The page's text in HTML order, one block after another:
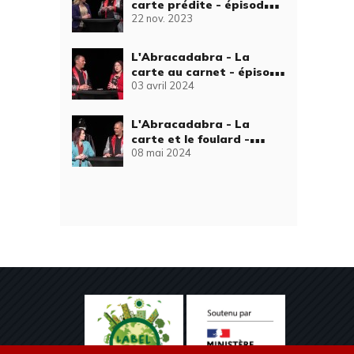
carte prédite - épisode
11
22 nov. 2023
L'Abracadabra - La
carte au carnet - épisode
30
03 avril 2024
L'Abracadabra - La
carte et le foulard -
épisode 35
08 mai 2024